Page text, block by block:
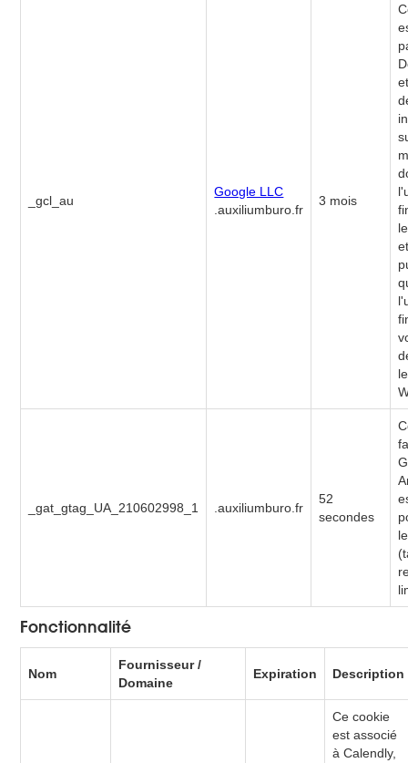
_gcl_au
Google LLC
.auxiliumburo.fr
3 mois
_gat_gtag_UA_210602998_1 .auxiliumburo.fr
52
secondes
Fonctionnalité
Nom
Fournisseur /
Domaine
Expiration Description
Ce cookie
est associé
à Calendly,